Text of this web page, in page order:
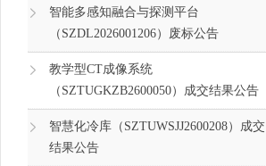
智能多感知融合与探测平台
（SZDL2026001206）废标公告
教学型CT成像系统
（SZTUGKZB2600050）成交结果公告
智慧化冷库（SZTUWSJJ2600208）成交
结果公告